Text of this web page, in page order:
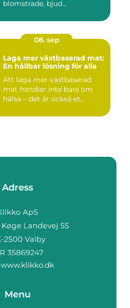
blomstrade, bjud...
08. sep
Laga mer växtbaserad mat:
En hållbar lösning för alla
Att laga mer växtbaserad
mat handlar inte bara om
hälsa – det är också et...
Adress
www.klikko.dk
Menu